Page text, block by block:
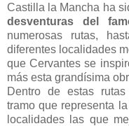
Castilla la Mancha ha
desventuras del
numerosas rutas,
diferentes localidades
que Cervantes se
más esta grandísima
Dentro de estas
tramo que representa la
localidades las que